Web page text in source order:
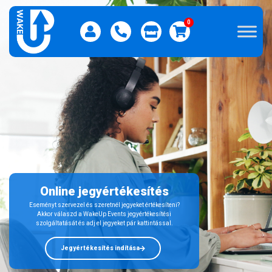
0
Online jegyértékesítés
Eseményt szervezel és szeretnél jegyeket értékesíteni?
Akkor válaszd a WakeUp Events jegyértékesítési
szolgáltatását és adj el jegyeket pár kattintással.
Jegyértékesítés indítása